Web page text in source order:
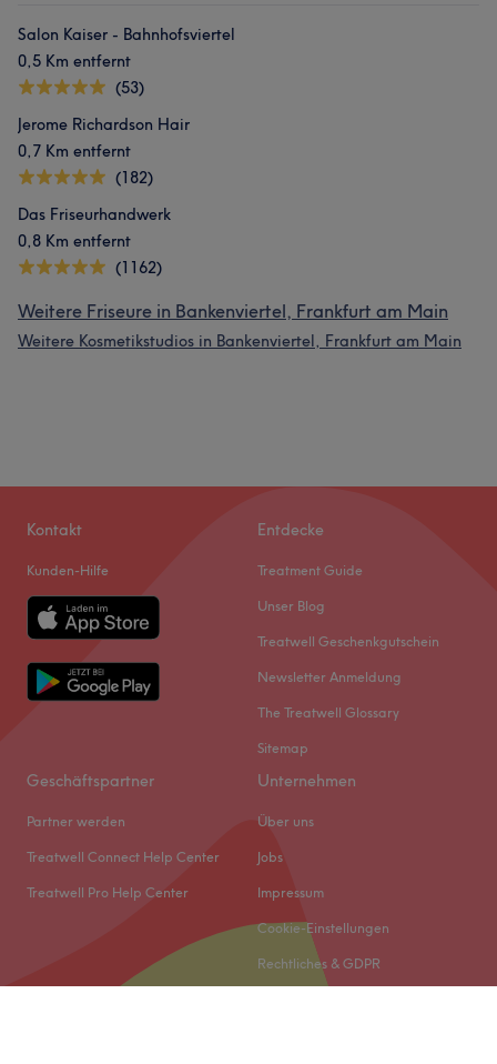
Salon Kaiser - Bahnhofsviertel
0,5 Km entfernt
(53)
Jerome Richardson Hair
0,7 Km entfernt
(182)
Das Friseurhandwerk
0,8 Km entfernt
(1162)
Weitere Friseure in Bankenviertel, Frankfurt am Main
Weitere Kosmetikstudios in Bankenviertel, Frankfurt am Main
Kontakt
Kunden-Hilfe
Entdecke
Treatment Guide
Unser Blog
Treatwell Geschenkgutschein
Newsletter Anmeldung
The Treatwell Glossary
Sitemap
Geschäftspartner
Partner werden
Treatwell Connect Help Center
Treatwell Pro Help Center
Unternehmen
Über uns
Jobs
Impressum
Cookie-Einstellungen
Rechtliches & GDPR